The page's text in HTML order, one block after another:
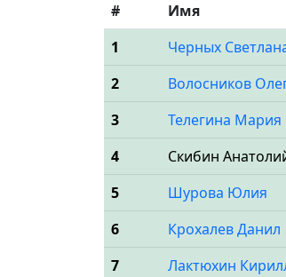
# Имя
1
Черных
2
Волосников
3
Телегина Мария
4
Скибин
5
Шурова Юлия
6
Крохалев Данил
7
Лактюхин